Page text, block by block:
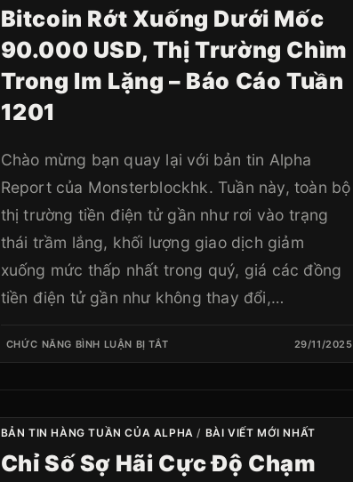
Bitcoin Rớt Xuống Dưới Mốc
90.000 USD, Thị Trường Chìm
Trong Im Lặng – Báo Cáo Tuần
1201
Chào mừng bạn quay lại với bản tin Alpha
Report của Monsterblockhk. Tuần này, toàn bộ
thị trường tiền điện tử gần như rơi vào trạng
thái trầm lắng, khối lượng giao dịch giảm
xuống mức thấp nhất trong quý, giá các đồng
tiền điện tử gần như không thay đổi,…
CHỨC NĂNG BÌNH LUẬN BỊ TẮT 29/11/2025
BẢN TIN HÀNG TUẦN CỦA ALPHA / BÀI VIẾT MỚI NHẤT
Chỉ Số Sợ Hãi Cực Độ Chạm